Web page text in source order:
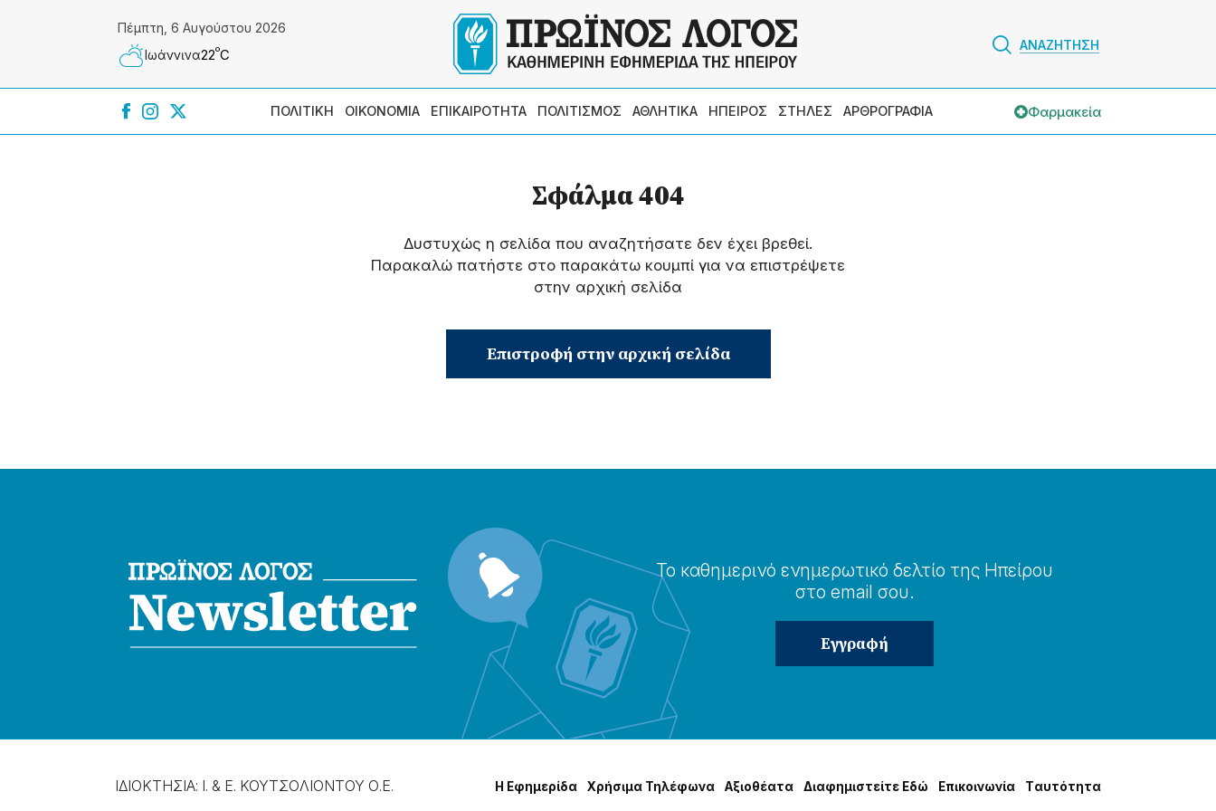
Πέμπτη, 6 Αυγούστου 2026
Ιωάννɩνα22ºC
ΑΝΑΖΗΤΗΣΗ
ΠΟΛΙΤΙΚΗ ΟΙΚΟΝΟΜΙΑ ΕΠΙΚΑΙΡΟΤΗΤΑ ΠΟΛΙΤΙΣΜΟΣ ΑΘΛΗΤΙΚΑ ΗΠΕΙΡΟΣ ΣΤΗΛΕΣ ΑΡΘΡΟΓΡΑΦΙΑ Φαρμακεία
Σφάλμα 404
Δυστυχώς η σελίδα που αναζητήσατε δεν έχει βρεθεί.
Παρακαλώ πατήστε στο παρακάτω κουμπί για να επιστρέψετε
στην αρχική σελίδα
Επιστροφή στην αρχική σελίδα
Το καθημερɩνό ενημερωτɩκό δελτίο της Ηπείρου
στο email σου.
ΙΔΙΟΚΤΗΣΙΑ: Ι. & Ε. ΚΟΥΤΣΟΛΙΟΝΤΟΥ Ο.Ε. Η Εφημερίδα Χρήσɩμα Τηλέφωνα Αξɩοθέατα Δɩαφημɩστείτε Εδώ Επɩκοɩνωνία Tαυτότητα